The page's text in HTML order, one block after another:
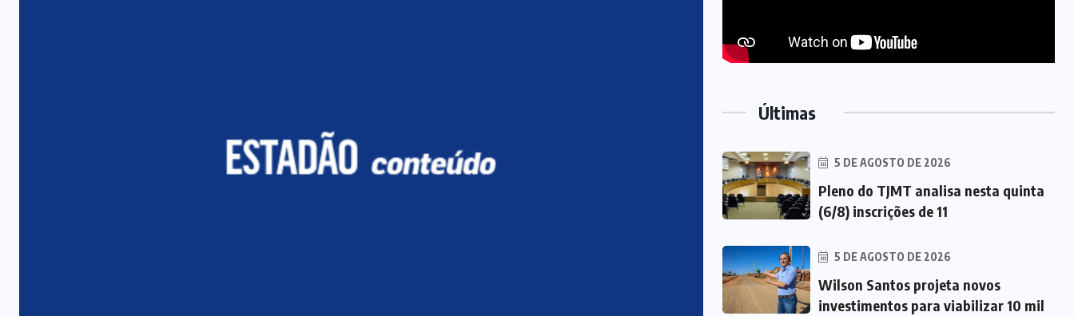
Últimas
5 DE AGOSTO DE 2026
Pleno do TJMT analisa nesta quinta
(6/8) inscrições de 11
5 DE AGOSTO DE 2026
Wilson Santos projeta novos
investimentos para viabilizar 10 mil